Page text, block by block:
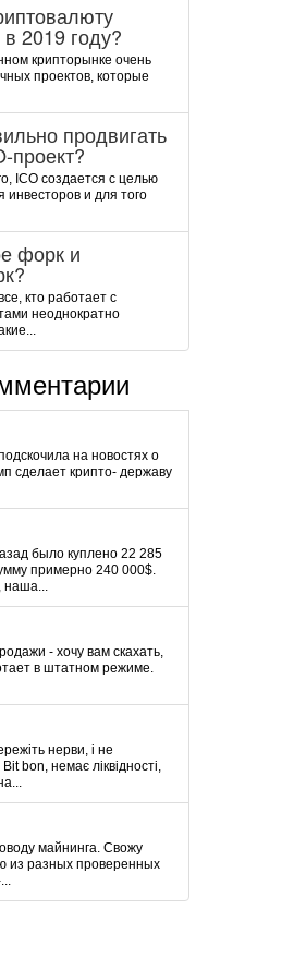
2019 году?
крипторынке очень
проектов, которые
продвигать
проект?
ICO создается с целью
инвесторов и для того
форк и
кто работает с
неоднократно
на новостях о
сделает крипто- державу
было куплено 22 285
примерно 240 000$.
наша...
- хочу вам скахать,
в штатном режиме.
нерви, і не
bon, немає ліквідності,
майнинга. Свожу
из разных проверенных